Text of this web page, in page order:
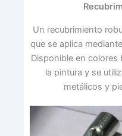
Un recubrimiento
que se aplica
Disponible en colores
la pintura y se
metálicos y